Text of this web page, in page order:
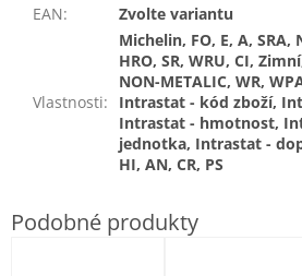
EAN: Zvolte variantu
Vlastnosti:
Michelin, FO, E, A, SRA,
HRO, SR, WRU, CI,
NON-METALIC, WR,
Intrastat - kód zboží,
Intrastat - hmotnost,
jednotka, Intrastat -
HI, AN, CR, PS